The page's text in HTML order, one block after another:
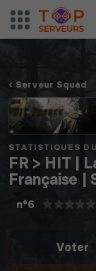
Serveur Squad
STATISTIQUES
FR > HIT |
Française |
n°6
Voter